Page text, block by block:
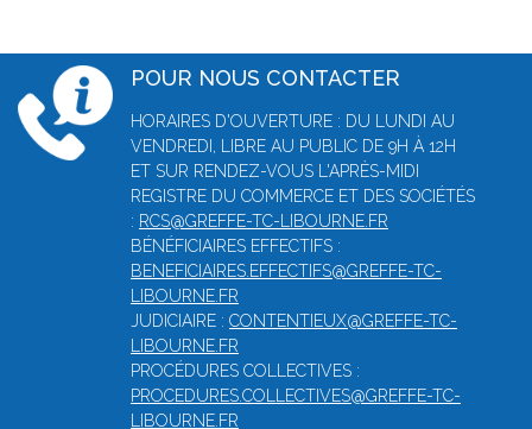
POUR NOUS CONTACTER
HORAIRES D'OUVERTURE : DU LUNDI AU
VENDREDI, LIBRE AU PUBLIC DE 9H À 12H
ET SUR RENDEZ-VOUS L'APRÈS-MIDI
REGISTRE DU COMMERCE ET DES SOCIÉTÉS
: RCS@GREFFE-TC-LIBOURNE.FR
BÉNÉFICIAIRES EFFECTIFS :
BENEFICIAIRES.EFFECTIFS@GREFFE-TC-
LIBOURNE.FR
JUDICIAIRE : CONTENTIEUX@GREFFE-TC-
LIBOURNE.FR
PROCÉDURES COLLECTIVES :
PROCEDURES.COLLECTIVES@GREFFE-TC-
LIBOURNE.FR